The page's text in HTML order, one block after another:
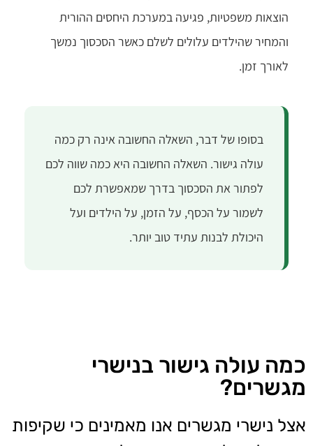
הוצאות משפטיות, פגיעה במערכת היחסים ההורית
והמחיר שהילדים עלולים לשלם כאשר הסכסוך נמשך
לאורך זמן.
בסופו של דבר, השאלה החשובה אינה רק כמה
עולה גישור. השאלה החשובה היא כמה שווה לכם
לפתור את הסכסוך בדרך שמאפשרת לכם
לשמור על הכסף, על הזמן, על הילדים ועל
היכולת לבנות עתיד טוב יותר.
כמה עולה גישור בנישרי
מגשרים?
אצל נישרי מגשרים אנו מאמינים כי שקיפות